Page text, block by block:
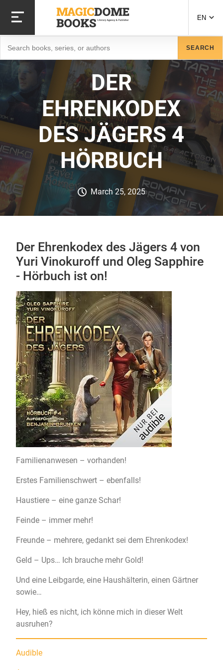
main
content
EN
SEARCH
DER
EHRENKODEX
DES JÄGERS 4
HÖRBUCH
March 25, 2025
Der Ehrenkodex des Jägers 4 von
Yuri Vinokuroff und Oleg Sapphire
- Hörbuch ist on!
Familienanwesen – vorhanden!
Erstes Familienschwert – ebenfalls!
Haustiere – eine ganze Schar!
Feinde – immer mehr!
Freunde – mehrere, gedankt sei dem Ehrenkodex!
Geld – Ups… Ich brauche mehr Gold!
Und eine Leibgarde, eine Haushälterin, einen Gärtner
sowie…
Hey, hieß es nicht, ich könne mich in dieser Welt
ausruhen?
Audible